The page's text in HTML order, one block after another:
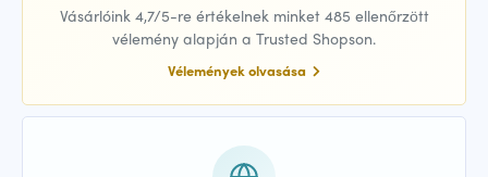
Vásárlóink 4,7/5-re értékelnek minket 485 ellenőrzött
vélemény alapján a Trusted Shopson.
Vélemények olvasása